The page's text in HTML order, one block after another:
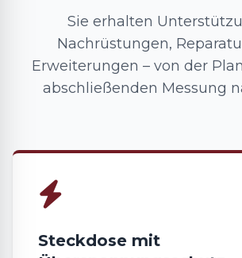
Sie erhalten
Nachrüstungen,
Erweiterungen – von der
abschließenden Messung
Steckdose mit